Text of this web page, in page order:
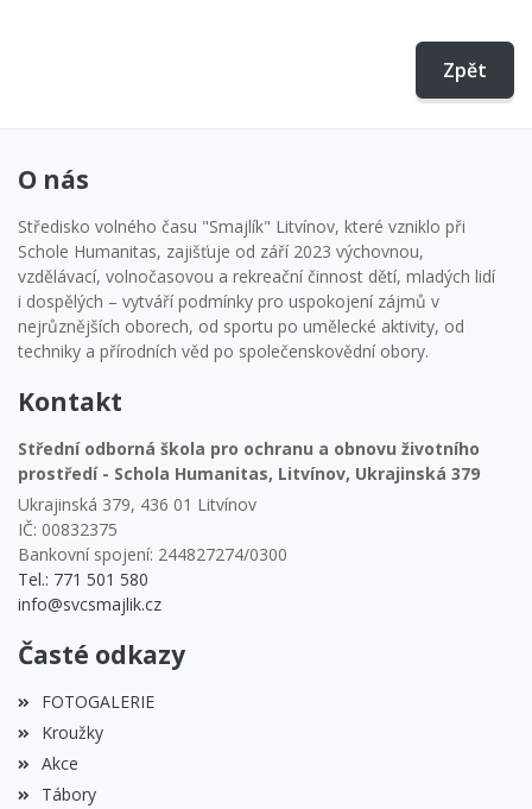
Zpět
O nás
Středisko volného času "Smajlík" Litvínov, které vzniklo při
Schole Humanitas, zajišťuje od září 2023 výchovnou,
vzdělávací, volnočasovou a rekreační činnost dětí, mladých lidí
i dospělých – vytváří podmínky pro uspokojení zájmů v
nejrůznějších oborech, od sportu po umělecké aktivity, od
techniky a přírodních věd po společenskovědní obory.
Kontakt
Střední odborná škola pro ochranu a obnovu životního
prostředí - Schola Humanitas, Litvínov, Ukrajinská 379
Ukrajinská 379, 436 01 Litvínov
IČ: 00832375
Bankovní spojení: 244827274/0300
Tel.: 771 501 580
info@svcsmajlik.cz
Časté odkazy
FOTOGALERIE
Kroužky
Akce
Tábory